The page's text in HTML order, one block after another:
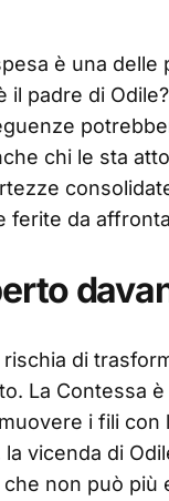
è una
il padre di
chi le sta
ferite da
di
La Contessa
i fili
vicenda di
non può più